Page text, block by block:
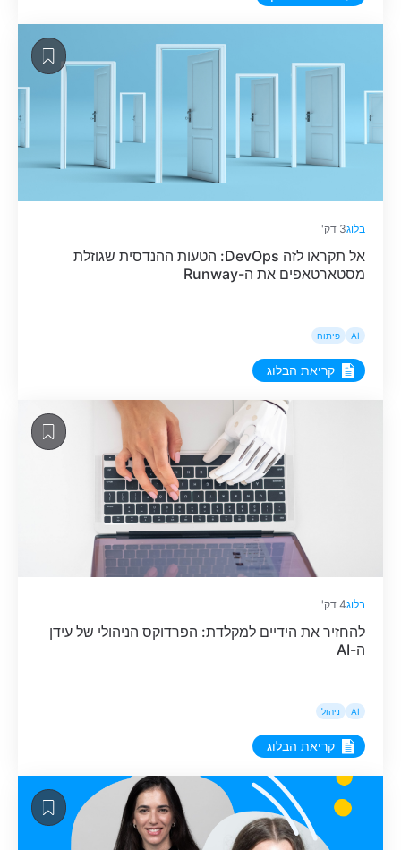
בלוג3 דק'
אל תקראו לזה DevOps: הטעות ההנדסית שגוזלת
מסטארטאפים את ה-Runway
AI פיתוח
קריאת הבלוג
בלוג4 דק'
להחזיר את הידיים למקלדת: הפרדוקס הניהולי של עידן
ה-AI
AI ניהול
קריאת הבלוג